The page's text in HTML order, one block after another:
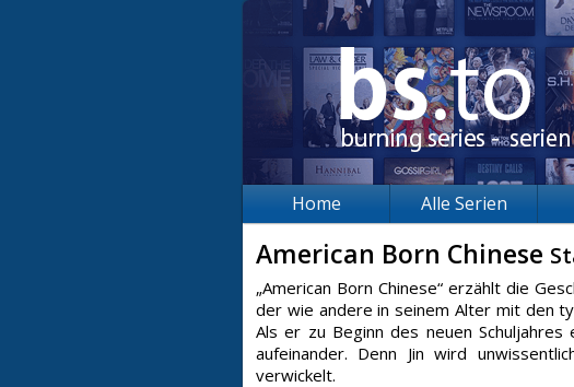
Home Alle Serien
American Born Chinese
„American Born Chinese“ erzählt die
der wie andere in seinem Alter mit den
Als er zu Beginn des neuen Schuljahres
aufeinander. Denn Jin wird
verwickelt.